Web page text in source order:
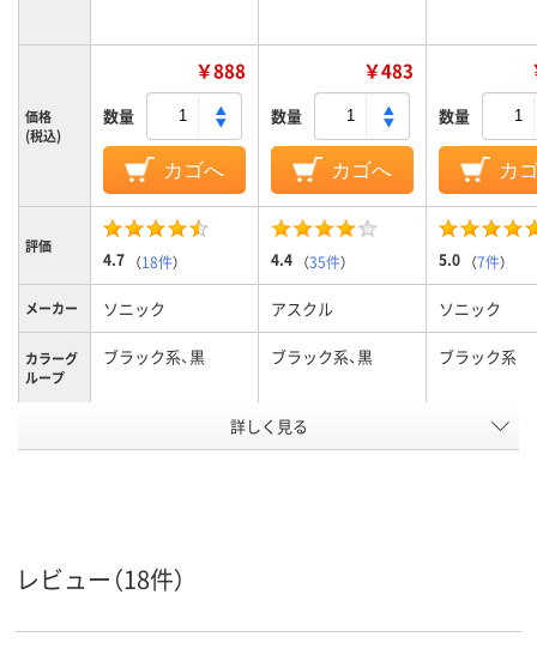
価格
(税込)
￥888
数量
カゴへ
￥483
数量
カゴへ
数量
カ
評価
4.7 （18件） 4.4 （35件） 5.0 （7件）
メーカー ソニック アスクル ソニック
カラーグ
ループ
ブラック系、黒 ブラック系、黒 ブラック系
なし
スコア
詳しく見る
レビュー（18件）